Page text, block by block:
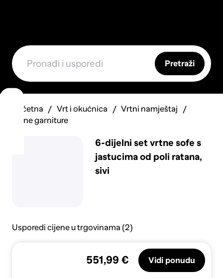
Pretraži
Početna Vrt i okućnica
Vrtni namještaj
Vrtne garniture
6-dijelni set vrtne sofe s
jastucima od poli ratana,
sivi
Usporedi cijene u trgovinama (2)
551,99 € Vidi ponudu